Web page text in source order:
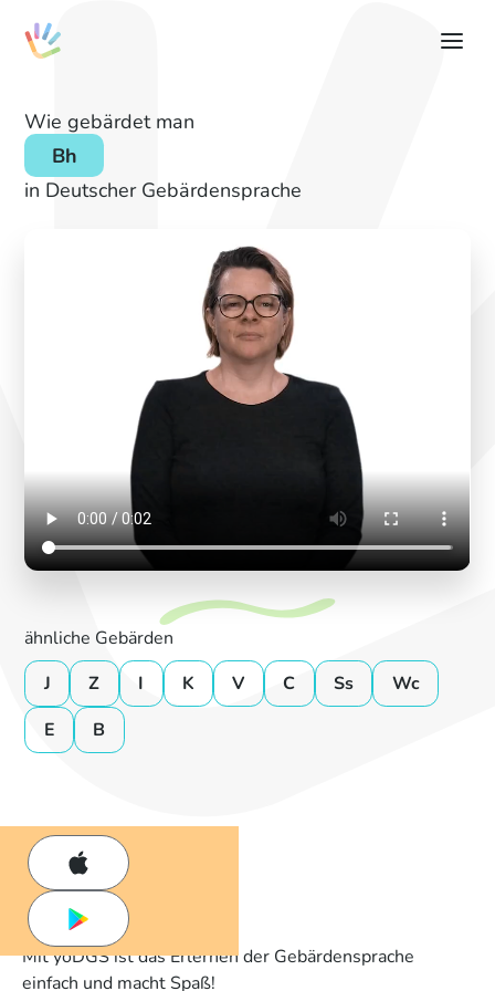
Wie gebärdet man
Bh
in Deutscher Gebärdensprache
ähnliche Gebärden
J
Z I K V C Ss
Wc
E
B
Mit yoDGS ist das Erlernen der Gebärdensprache
einfach und macht Spaß!